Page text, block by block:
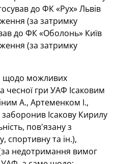
до ФК «Рух» Львів
(за затримку
до ФК «Оболонь» Київ
(за затримку
щодо можливих
чесної гри УАФ Ісаковим
А., Артеменком І.,
Ісакову Кирилу
пов'язану з
спортивну та ін.),
недотримання вимог